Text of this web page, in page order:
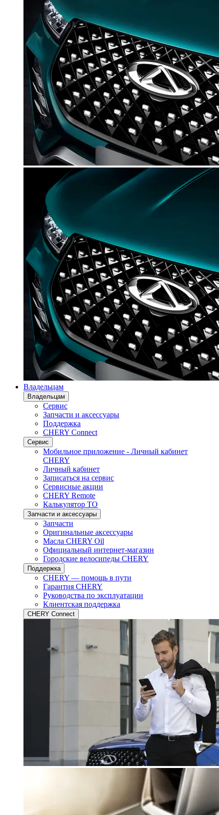
Владельцам
Владельцам
Сервис
Запчасти и аксессуары
Поддержка
CHERY Connect
Сервис
Мобильное приложение - Личный кабинет
CHERY
Личный кабинет
Записаться на сервис
Сервисные акции
CHERY Remote
Калькулятор ТО
Запчасти и аксессуары
Запчасти
Оригинальные аксессуары
Масла CHERY Oil
Официальный интернет-магазин
Городские велосипеды CHERY
Поддержка
CHERY — помощь в пути
Гарантия CHERY
Руководства по эксплуатации
Клиентская поддержка
CHERY Connect